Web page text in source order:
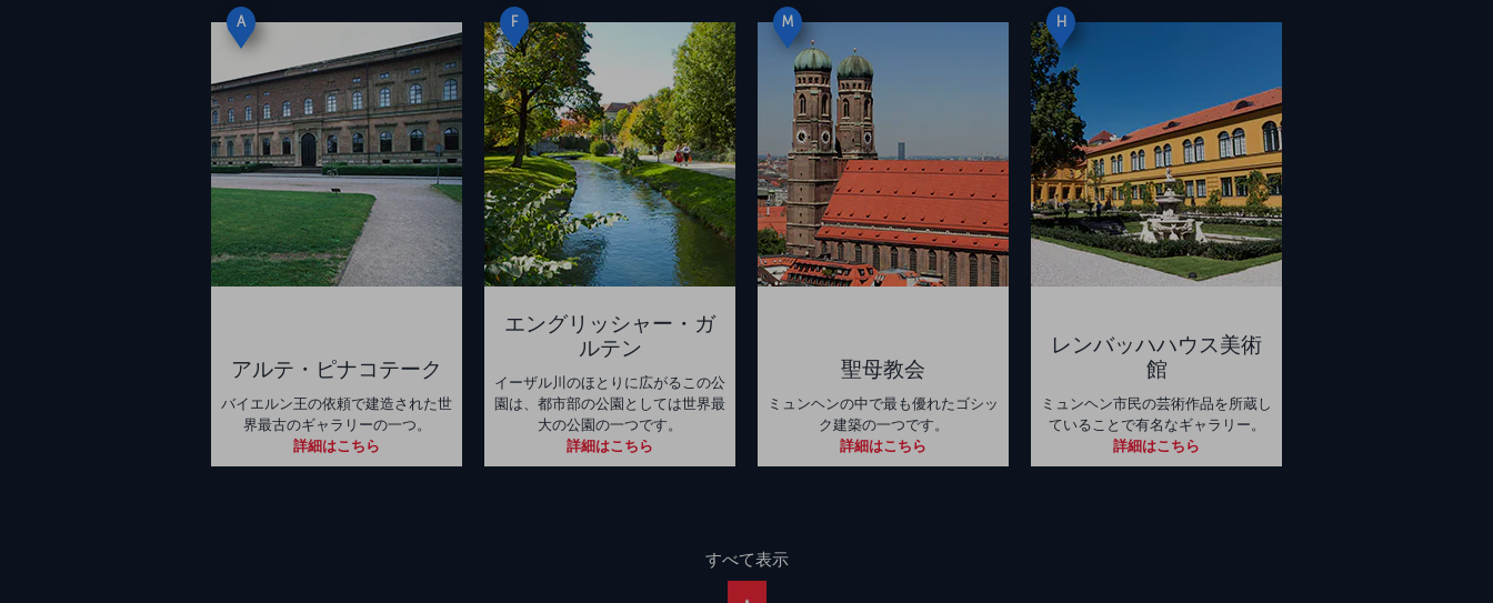
A
アルテ・ピナコテーク
バイエルン王の依頼で建造された世
界最古のギャラリーの一つ。
詳細はこちら
F
エングリッシャー・ガ
ルテン
イーザル川のほとりに広がるこの公
園は、都市部の公園としては世界最
大の公園の一つです。
詳細はこちら
M
聖母教会
ミュンヘンの中で最も優れたゴシッ
ク建築の一つです。
詳細はこちら
H
レンバッハハウス美術
館
ミュンヘン市民の芸術作品を所蔵し
ていることで有名なギャラリー。
詳細はこちら
すべて表示